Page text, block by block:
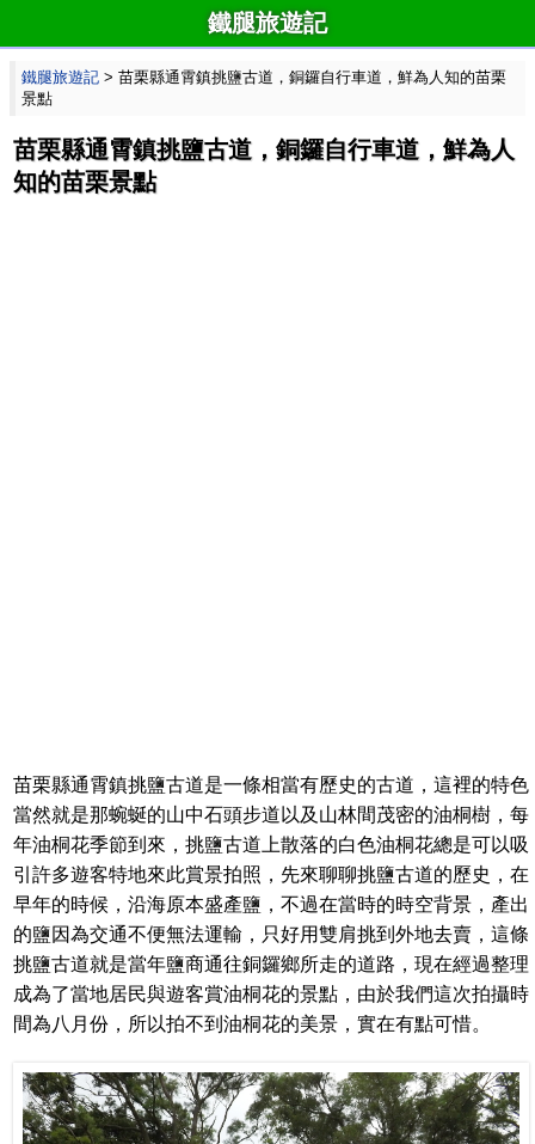
鐵腿旅遊記
鐵腿旅遊記 > 苗栗縣通霄鎮挑鹽古道，銅鑼自行車道，鮮為人知的苗栗
景點
苗栗縣通霄鎮挑鹽古道，銅鑼自行車道，鮮為人
知的苗栗景點
苗栗縣通霄鎮挑鹽古道是一條相當有歷史的古道，這裡的特色
當然就是那蜿蜒的山中石頭步道以及山林間茂密的油桐樹，每
年油桐花季節到來，挑鹽古道上散落的白色油桐花總是可以吸
引許多遊客特地來此賞景拍照，先來聊聊挑鹽古道的歷史，在
早年的時候，沿海原本盛產鹽，不過在當時的時空背景，產出
的鹽因為交通不便無法運輸，只好用雙肩挑到外地去賣，這條
挑鹽古道就是當年鹽商通往銅鑼鄉所走的道路，現在經過整理
成為了當地居民與遊客賞油桐花的景點，由於我們這次拍攝時
間為八月份，所以拍不到油桐花的美景，實在有點可惜。